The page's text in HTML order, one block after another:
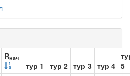
Rнач
тур 1 тур 2 тур 3 тур 4 5